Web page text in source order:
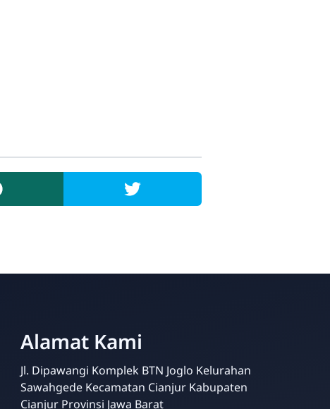
MTsN 6 Cianjur
Online
Alamat Kami
Jl. Dipawangi Komplek BTN Joglo Kelurahan
Sawahgede Kecamatan Cianjur Kabupaten
Cianjur Provinsi Jawa Barat